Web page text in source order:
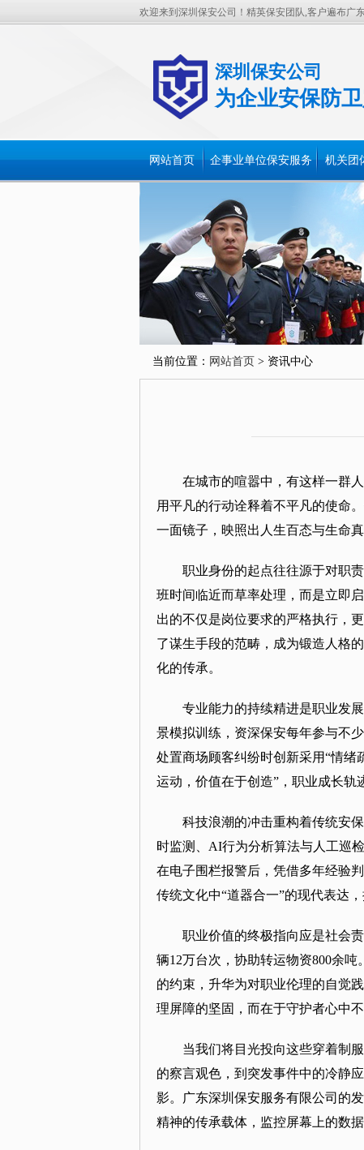
欢迎来到深圳保安公司！精英保安团队,客户遍布广
深圳保安公司
为企业安保防
网站首页 企事业单位保安服务 机关团
当前位置： 网站首页 > 资讯中心
在城市的喧嚣中，有这样一群
用平凡的行动诠释着不平凡的使命
一面镜子，映照出人生百态与生命
职业身份的起点往往源于对职
班时间临近而草率处理，而是立即
出的不仅是岗位要求的严格执行，
了谋生手段的范畴，成为锻造人格
化的传承。
专业能力的持续精进是职业发
景模拟训练，资深保安每年参与不
处置商场顾客纠纷时创新采用“情绪
运动，价值在于创造”，职业成长轨
科技浪潮的冲击重构着传统安
时监测、AI行为分析算法与人工巡
在电子围栏报警后，凭借多年经验
传统文化中“道器合一”的现代表达
职业价值的终极指向应是社会
辆12万台次，协助转运物资800余
的约束，升华为对职业伦理的自觉
理屏障的坚固，而在于守护者心中不
当我们将目光投向这些穿着制
的察言观色，到突发事件中的冷静
影。广东深圳保安服务有限公司的
精神的传承载体，监控屏幕上的数